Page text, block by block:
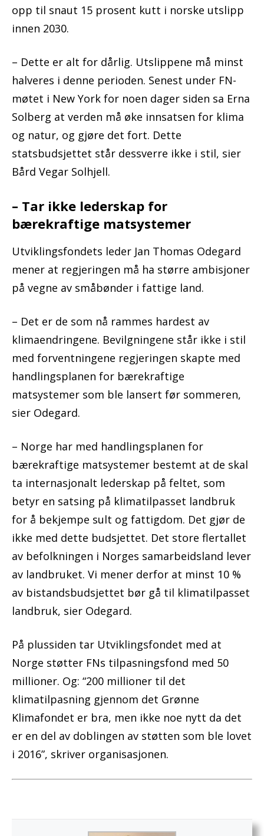
opp til snaut 15 prosent kutt i norske utslipp
innen 2030.
– Dette er alt for dårlig. Utslippene må minst
halveres i denne perioden. Senest under FN-
møtet i New York for noen dager siden sa Erna
Solberg at verden må øke innsatsen for klima
og natur, og gjøre det fort. Dette
statsbudsjettet står dessverre ikke i stil, sier
Bård Vegar Solhjell.
– Tar ikke lederskap for
bærekraftige matsystemer
Utviklingsfondets leder Jan Thomas Odegard
mener at regjeringen må ha større ambisjoner
på vegne av småbønder i fattige land.
– Det er de som nå rammes hardest av
klimaendringene. Bevilgningene står ikke i stil
med forventningene regjeringen skapte med
handlingsplanen for bærekraftige
matsystemer som ble lansert før sommeren,
sier Odegard.
– Norge har med handlingsplanen for
bærekraftige matsystemer bestemt at de skal
ta internasjonalt lederskap på feltet, som
betyr en satsing på klimatilpasset landbruk
for å bekjempe sult og fattigdom. Det gjør de
ikke med dette budsjettet. Det store flertallet
av befolkningen i Norges samarbeidsland lever
av landbruket. Vi mener derfor at minst 10 %
av bistandsbudsjettet bør gå til klimatilpasset
landbruk, sier Odegard.
På plussiden tar Utviklingsfondet med at
Norge støtter FNs tilpasningsfond med 50
millioner. Og: “200 millioner til det
klimatilpasning gjennom det Grønne
Klimafondet er bra, men ikke noe nytt da det
er en del av doblingen av støtten som ble lovet
i 2016”, skriver organisasjonen.